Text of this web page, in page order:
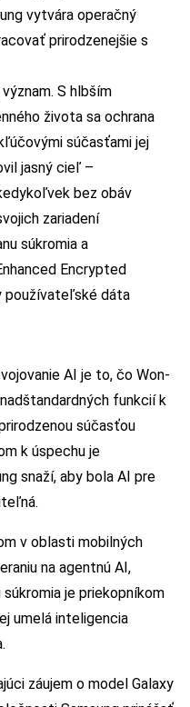
vytvára operačný
prirodzenejšie s
S hlbším
života sa ochrana
súčasťami jej
jasný cieľ –
bez obáv
zariadení
súkromia a
Encrypted
používateľské dáta
AI je to, čo Won-
funkcií k
súčasťou
k úspechu je
snaží, aby bola AI pre
v oblasti mobilných
na agentnú AI,
je priekopníkom
umelá inteligencia
záujem o model Galaxy